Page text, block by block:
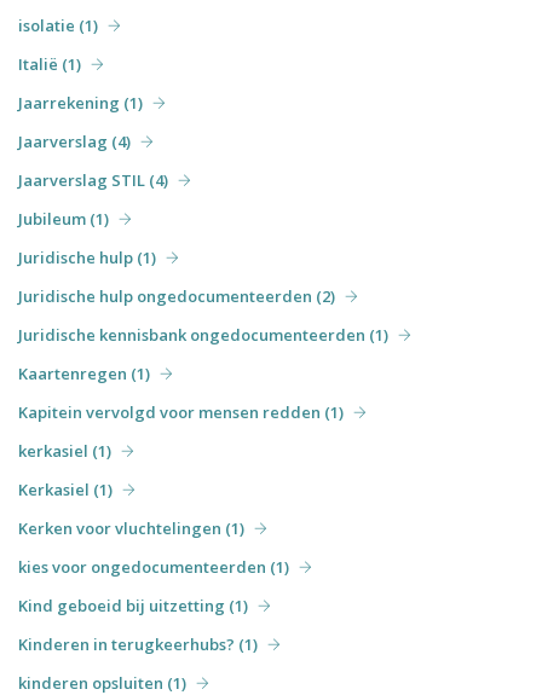
isolatie (1)
Italië (1)
Jaarrekening (1)
Jaarverslag (4)
Jaarverslag STIL (4)
Jubileum (1)
Juridische hulp (1)
Juridische hulp ongedocumenteerden (2)
Juridische kennisbank ongedocumenteerden (1)
Kaartenregen (1)
Kapitein vervolgd voor mensen redden (1)
kerkasiel (1)
Kerkasiel (1)
Kerken voor vluchtelingen (1)
kies voor ongedocumenteerden (1)
Kind geboeid bij uitzetting (1)
Kinderen in terugkeerhubs? (1)
kinderen opsluiten (1)